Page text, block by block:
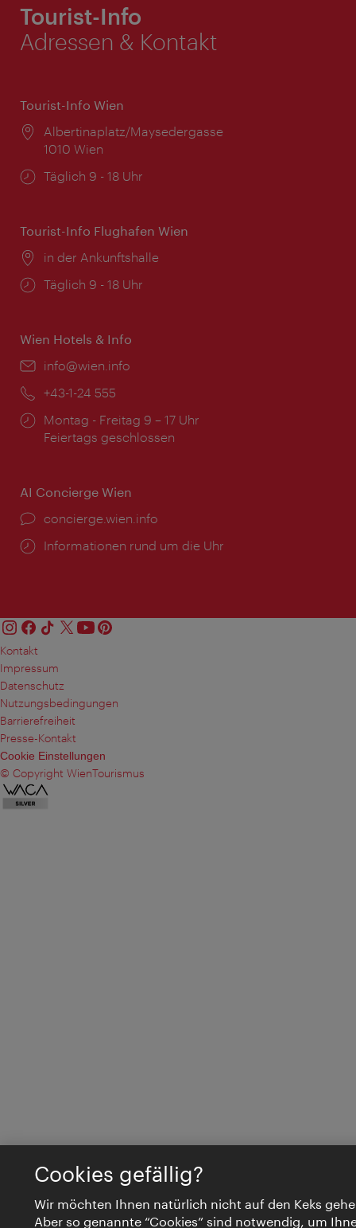
Tourist-Info
Adressen & Kontakt
Tourist-Info Wien
Ort:
Albertinaplatz/Maysedergasse
1010 Wien
Öffnungszeiten:
Täglich 9 - 18 Uhr
Tourist-Info Flughafen Wien
Ort:
in der Ankunftshalle
Öffnungszeiten:
Täglich 9 - 18 Uhr
Wien Hotels & Info
Email:
info@wien.info
Telefon:
+43-1-24 555
Öffnungszeiten:
Montag - Freitag 9 – 17 Uhr
Feiertags geschlossen
AI Concierge Wien
Ort:
concierge.wien.info
Öffnungszeiten:
Informationen rund um die Uhr
Kontakt
Impressum
Datenschutz
Nutzungsbedingungen
Barrierefreiheit
Presse-Kontakt
Cookie Einstellungen
© Copyright WienTourismus
Cookies gefällig?
Wir möchten Ihnen natürlich nicht auf den Keks
Aber so genannte “Cookies” sind notwendig, um